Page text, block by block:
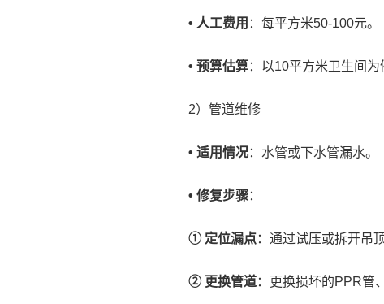
• 人工费用 ：每平方米50-100元。
• 预算估算：以10平方米卫生间为
2）管道维修
• 适用情况：水管或下水管漏水。
• 修复步骤：
① 定位漏点：通过试压或拆开吊
② 更换管道：更换损坏的PPR管